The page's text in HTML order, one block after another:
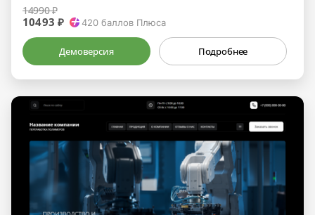
14990 ₽
10493 ₽ 420 баллов Плюса
Демоверсия Подробнее